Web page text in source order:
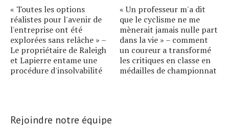
« Toutes les options
réalistes pour l'avenir de
l'entreprise ont été
explorées sans relâche » –
Le propriétaire de Raleigh
et Lapierre entame une
procédure d'insolvabilité
« Un professeur m'a dit
que le cyclisme ne me
mènerait jamais nulle part
dans la vie » – comment
un coureur a transformé
les critiques en classe en
médailles de championnat
Rejoindre notre équipe